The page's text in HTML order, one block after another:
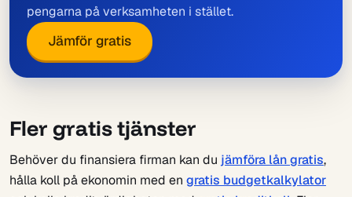
pengarna på verksamheten i stället.
Jämför gratis
Fler gratis tjänster
Behöver du finansiera firman kan du jämföra lån gratis,
hålla koll på ekonomin med en gratis budgetkalkylator